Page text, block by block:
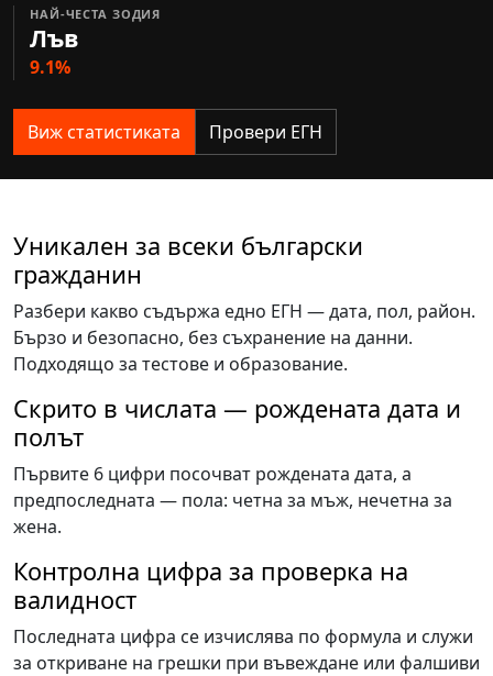
НАЙ-ЧЕСТА ЗОДИЯ
Лъв
9.1%
Виж статистиката Провери ЕГН
Уникален за всеки български
гражданин
Разбери какво съдържа едно ЕГН — дата, пол, район.
Бързо и безопасно, без съхранение на данни.
Подходящо за тестове и образование.
Скрито в числата — рождената дата и
полът
Първите 6 цифри посочват рождената дата, а
предпоследната — пола: четна за мъж, нечетна за
жена.
Контролна цифра за проверка на
валидност
Последната цифра се изчислява по формула и служи
за откриване на грешки при въвеждане или фалшиви